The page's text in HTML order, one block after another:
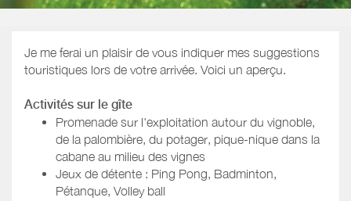
Je me ferai un plaisir de vous indiquer mes suggestions
touristiques lors de votre arrivée. Voici un aperçu.
Activités sur le gîte
Promenade sur l'exploitation autour du vignoble,
de la palombière, du potager, pique-nique dans la
cabane au milieu des vignes
Jeux de détente : Ping Pong, Badminton,
Pétanque, Volley ball